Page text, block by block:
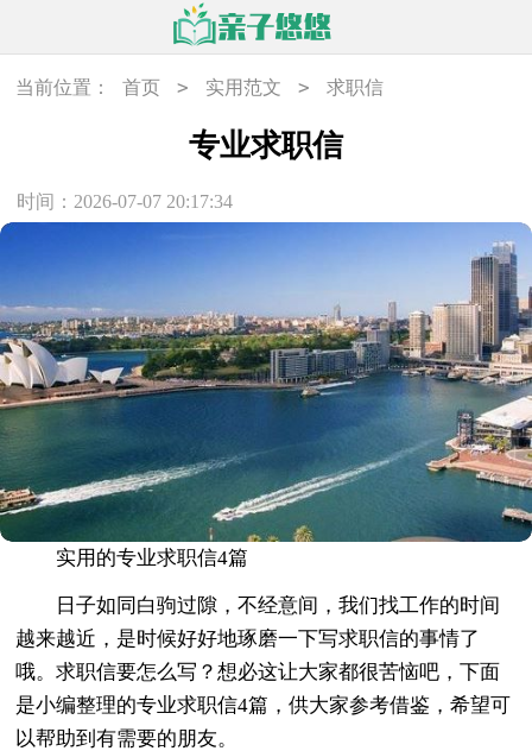
当前位置： 首页 > 实用范文 > 求职信
专业求职信
时间：2026-07-07 20:17:34
实用的专业求职信4篇
日子如同白驹过隙，不经意间，我们找工作的时间
越来越近，是时候好好地琢磨一下写求职信的事情了
哦。求职信要怎么写？想必这让大家都很苦恼吧，下面
是小编整理的专业求职信4篇，供大家参考借鉴，希望可
以帮助到有需要的朋友。